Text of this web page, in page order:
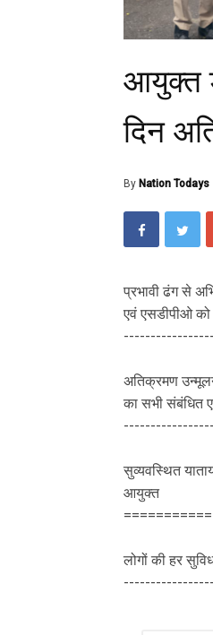
आयुक्त
दिन
By Nation Todays
प्रभावी ढंग से
एवं एसडीपीओ को
अतिक्रमण
का सभी संबंधित
सुव्यवस्थित
आयुक्त
लोगों की हर